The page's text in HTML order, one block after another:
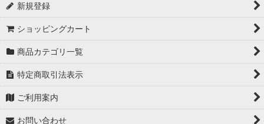
新規登録
ショッピングカート
商品カテゴリ一覧
特定商取引法表示
ご利用案内
お問い合わせ